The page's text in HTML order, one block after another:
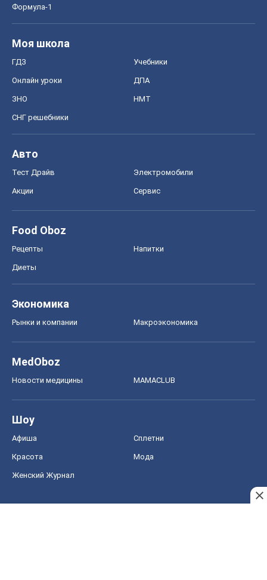
Формула-1
Моя школа
ГДЗ Учебники
Онлайн уроки ДПА
ЗНО НМТ
СНГ решебники
Авто
Тест Драйв Электромобили
Акции Сервис
Food Oboz
Рецепты Напитки
Диеты
Экономика
Рынки и компании Mакроэкономика
MedOboz
Новости медицины MAMACLUB
Шоу
Афиша Сплетни
Красота Мода
Женский Журнал